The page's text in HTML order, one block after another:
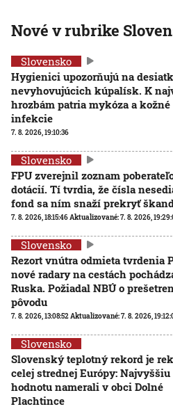
Nové v rubrike
Slovensko
Hygienici upozorňujú na
nevyhovujúcich kúpalísk. K
hrozbám patria mykóza a kožné
infekcie
7. 8. 2026, 19:10:36
Slovensko
FPU zverejnil zoznam
dotácií. Tí tvrdia, že čísla
fond sa ním snaží prekryť
7. 8. 2026, 18:15:46 Aktualizované:7. 8. 2026,
Slovensko
Rezort vnútra odmieta tvrdenia
nové radary na cestách
Ruska. Požiadal NBÚ o
pôvodu
7. 8. 2026, 13:08:52 Aktualizované:7. 8. 2026,
Slovensko
Slovenský teplotný rekord je
celej strednej Európy: Najvyššiu
hodnotu namerali v obci Dolné
Plachtince